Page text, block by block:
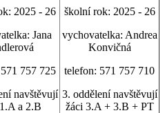
2025 - 26
Jana
757 725
navštěvují
a 2.B
školní rok: 2025 - 26
vychovatelka: Andrea
Konvičná
telefon: 571 757 710
3. oddělení navštěvují
žáci 3.A + 3.B + PT